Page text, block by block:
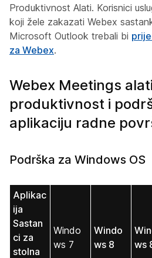
Produktivnost Alati. Korisnici
koji žele zakazati Webex
Microsoft Outlook trebali bi
za Webex.
Webex Meetings
produktivnost i
aplikaciju radne
Podrška za Windows OS
Aplikac
ija
Sastan
ci za
stolna
Windo
ws 7
Windo
ws 8
ws